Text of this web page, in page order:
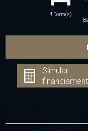
4 Dorm(s)
Simular